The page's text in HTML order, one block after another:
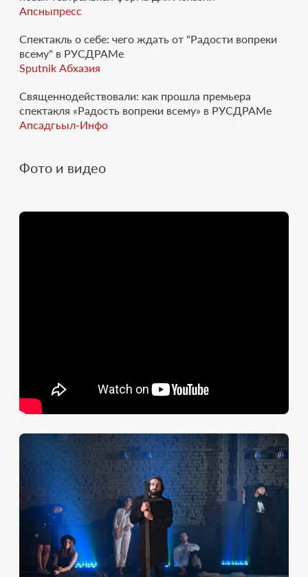
любви к профессии, а театр «Ла Баррака» Лорки
вполне закономерно ассоциируется с РУСДРАМом,
в котором царит та же творческая атмосфера.
Спектакль "Радость вопреки всему" - погружение в
мир Федерико Гарсии Лорки. Спектакль о
подлинной страсти к жизни и любимому делу.
радостным... Измученный душевной борьбой и
РАДОСТЬ ВОПРЕКИ ВСЕМУ», - Федерико Гарсиа
труппа – это удовольствие проступает в движениях
и пенится в мимике, как шампанское; завораживает
стремительный темп действия, в котором за
высоким следует комическое, раскачивая
восприятие зрителя с амплитудой качелей”.
Амра Амичба, журналист:
"Если хотите получше узнать природу чувств
актёров РУСДРАМа, что ими движет в служении
театру и об их отношении к своей профессии, то
посмотрите эту постановку. В спектакле
искандеровцы говорят и о себе".
Апсныпресс
Спектакль о себе: чего ждать от "Радости вопреки
всему" в РУСДРАМе
Sputnik Абхазия
Священнодействовали: как прошла премьера
спектакля «Радость вопреки всему» в РУСДРАМе
Апсадгьыл-Инфо
Фото и видео